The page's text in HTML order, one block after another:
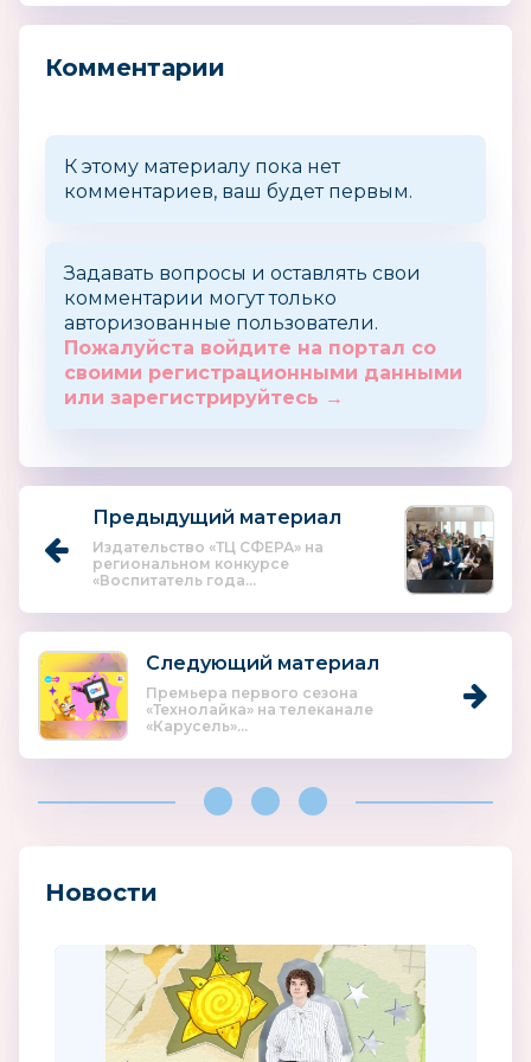
Комментарии
К этому материалу пока нет
комментариев, ваш будет первым.
Задавать вопросы и оставлять свои
комментарии могут только
авторизованные пользователи.
Пожалуйста войдите на портал со
своими регистрационными данными
или зарегистрируйтесь →
Предыдущий материал
Издательство «ТЦ СФЕРА» на
региональном конкурсе
«Воспитатель года...
Следующий материал
Премьера первого сезона
«Технолайка» на телеканале
«Карусель»...
Новости